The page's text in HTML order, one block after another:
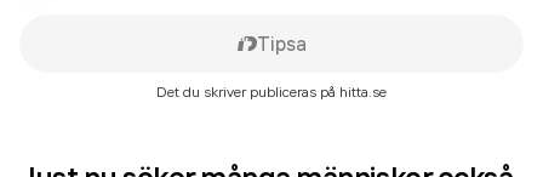
Tipsa
Det du skriver publiceras på hitta.se